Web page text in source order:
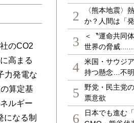
のCO2
高まる
力発電な
算定基
ルギー
になる制
2
〈熊本地震〉
か？人間は「
3
＜〝運命共同
世界の脅威....…
4
米国・サウジ
持つ懸念…不
5
野党・民主党
票意欲
6
日本でも進む